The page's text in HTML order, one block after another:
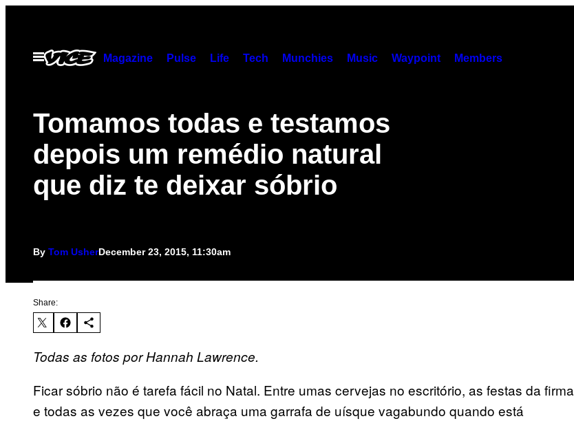
contentOpen
Menu
Magazine Pulse Life Tech Munchies Music Waypoint Members
Tomamos todas e testamos
depois um remédio natural
que diz te deixar sóbrio
By Tom UsherDecember 23, 2015, 11:30am
Share:
Todas as fotos por Hannah Lawrence.
Ficar sóbrio não é tarefa fácil no Natal. Entre umas cervejas no escritório, as festas da firma
e todas as vezes que você abraça uma garrafa de uísque vagabundo quando está